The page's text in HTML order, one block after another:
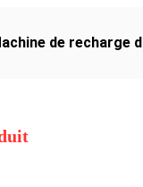
de recharge